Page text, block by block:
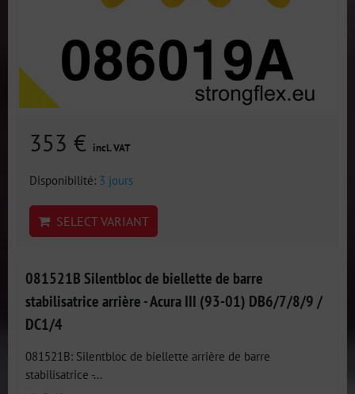
353 € incl. VAT
Disponibilité: 3 jours
SELECT VARIANT
081521B Silentbloc de biellette de barre
stabilisatrice arrière - Acura III (93-01) DB6/7/8/9 /
DC1/4
081521B: Silentbloc de biellette arrière de barre
stabilisatrice -...